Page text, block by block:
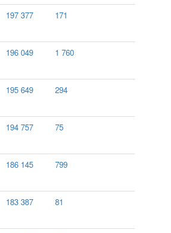
197 377 171
196 049 1 760
195 649 294
194 757 75
186 145 799
183 387 81